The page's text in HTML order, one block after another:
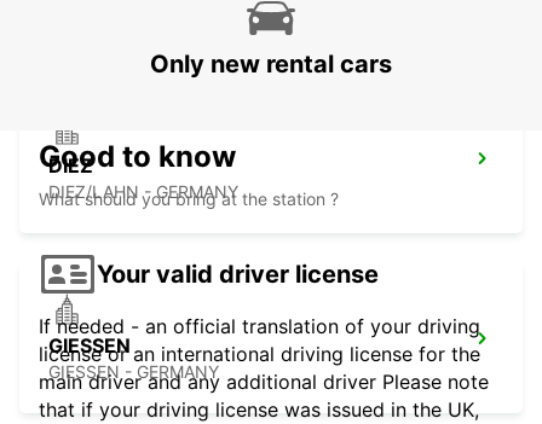
DIEZ
DIEZ/LAHN - GERMANY
GIESSEN
GIESSEN - GERMANY
Only new rental cars
Good to know
What should you bring at the station ?
Your valid driver license
If needed - an official translation of your driving
license or an international driving license for the
main driver and any additional driver Please note
that if your driving license was issued in the UK,